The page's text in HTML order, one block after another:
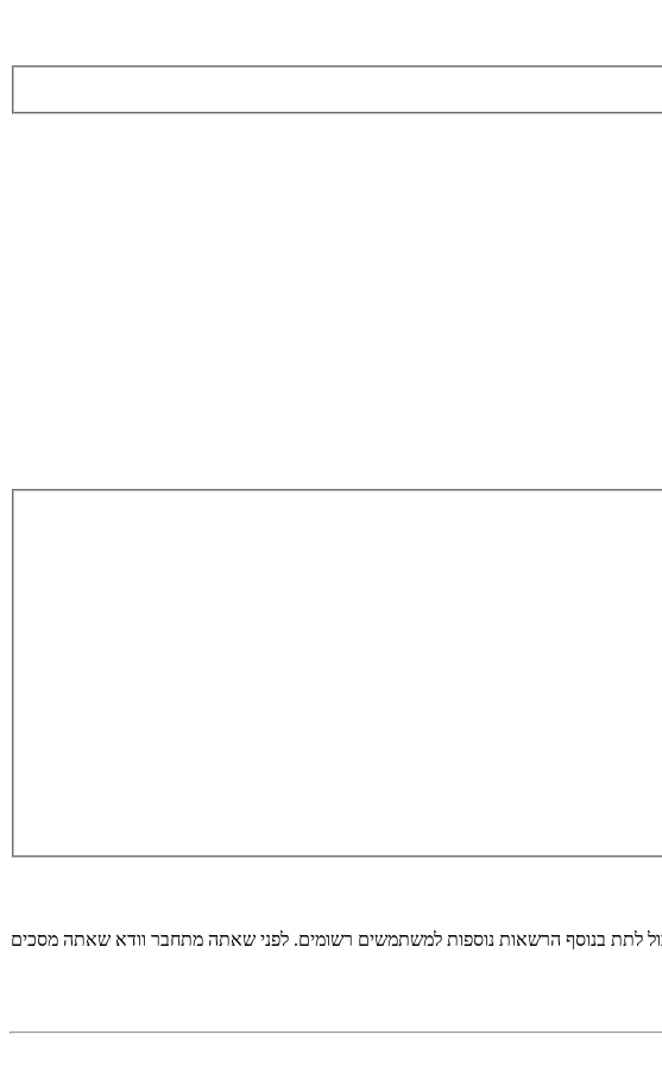
לתת בנוסף הרשאות נוספות למשתמשים רשומים. לפני שאתה מתחבר וודא שאתה מסכים